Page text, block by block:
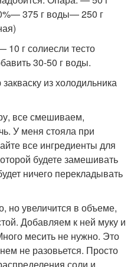
375 г воды— 250 г
г солиесли тесто
30-50 г воды.
из холодильника
все смешиваем,
У меня стояла при
все ингредиенты для
будете замешивать
ничего перекладывать
но увеличится в объеме,
Добавляем к ней муку и
месить не нужно. Это
не разовьется. Просто
соли и